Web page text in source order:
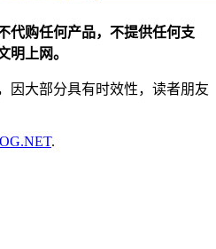
代购任何产品，不提供任何支
明上网。
因大部分具有时效性，读者朋友
.